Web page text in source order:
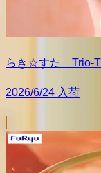
らき☆すた Trio-
2026/6/24 入荷